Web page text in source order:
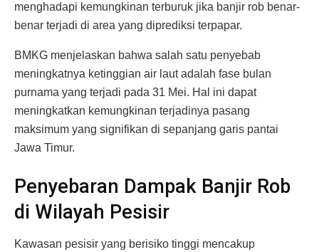
menghadapi kemungkinan terburuk jika banjir rob benar-
benar terjadi di area yang diprediksi terpapar.
BMKG menjelaskan bahwa salah satu penyebab
meningkatnya ketinggian air laut adalah fase bulan
purnama yang terjadi pada 31 Mei. Hal ini dapat
meningkatkan kemungkinan terjadinya pasang
maksimum yang signifikan di sepanjang garis pantai
Jawa Timur.
Penyebaran Dampak Banjir Rob
di Wilayah Pesisir
Kawasan pesisir yang berisiko tinggi mencakup